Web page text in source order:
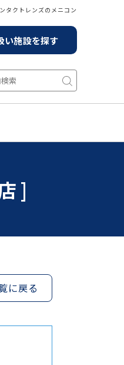
タクトレンズのメニコン
い施設を探す
]
に戻る